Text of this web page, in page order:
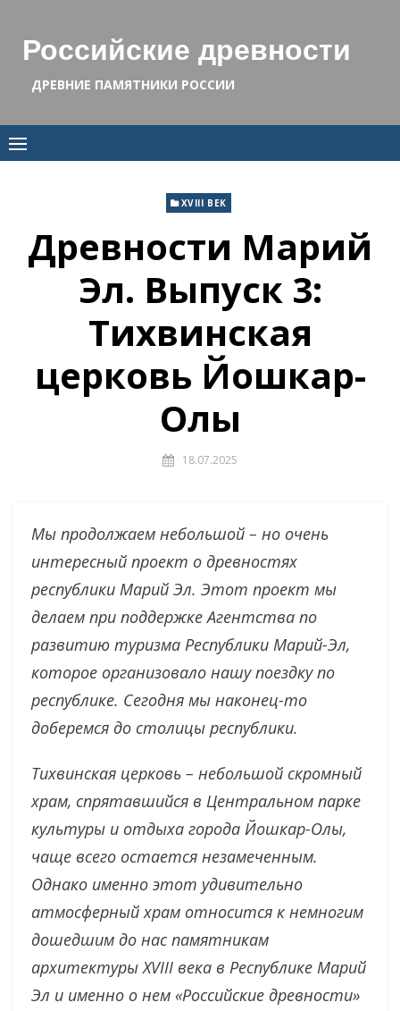
contentРоссийские древности
ДРЕВНИЕ ПАМЯТНИКИ РОССИИ
XVIII ВЕК
Древности Марий
Эл. Выпуск 3:
Тихвинская
церковь Йошкар-
Олы
18.07.2025
Мы продолжаем небольшой – но очень
интересный проект о древностях
республики Марий Эл. Этот проект мы
делаем при поддержке Агентства по
развитию туризма Республики Марий-Эл,
которое организовало нашу поездку по
республике. Сегодня мы наконец-то
доберемся до столицы республики.
Тихвинская церковь – небольшой скромный
храм, спрятавшийся в Центральном парке
культуры и отдыха города Йошкар-Олы,
чаще всего остается незамеченным.
Однако именно этот удивительно
атмосферный храм относится к немногим
дошедшим до нас памятникам
архитектуры XVIII века в Республике Марий
Эл и именно о нем «Российские древности»